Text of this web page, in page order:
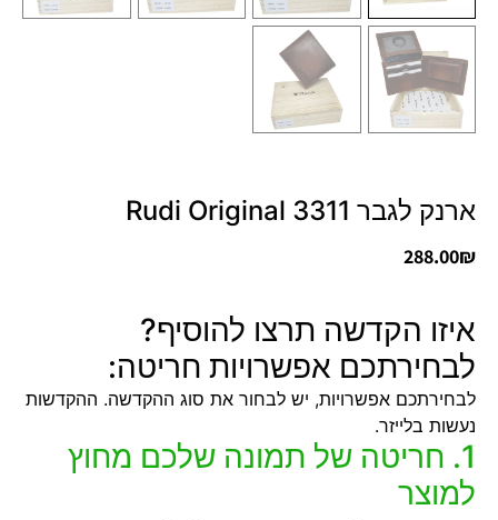
ארנק לגבר 3311 Rudi Original
288.00₪
איזו הקדשה תרצו להוסיף?
לבחירתכם אפשרויות חריטה:
לבחירתכם אפשרויות, יש לבחור את סוג ההקדשה. ההקדשות
נעשות בלייזר.
1. חריטה של תמונה שלכם מחוץ
למוצר